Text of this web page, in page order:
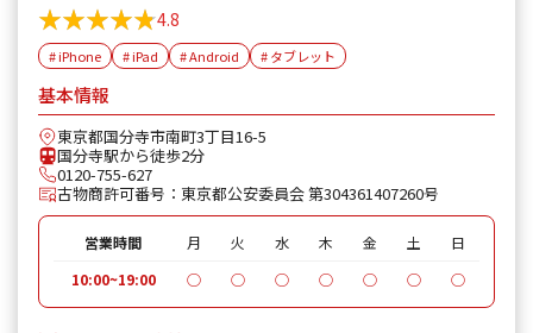
★★★★★
★★★★★4.8
# iPhone # iPad # Android # タブレット
基本情報
東京都国分寺市南町3丁目16-5
国分寺駅から徒歩2分
0120-755-627
古物商許可番号：東京都公安委員会 第304361407260号
営業時間 月 火 水 木 金 土
日
10:00~19:00
◯ ◯ ◯ ◯ ◯ ◯ ◯